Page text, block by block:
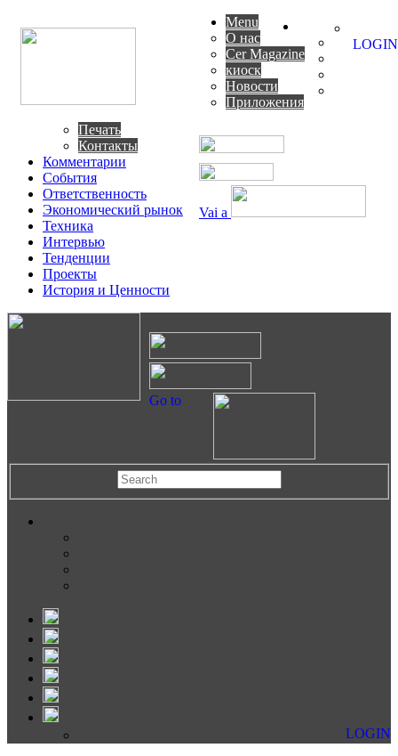
Vai a
Menu
О нас
Cer Magazine
киоск
Новости
Приложения
Печать
Контакты
Комментарии
События
Ответственность
Экономический рынок
Техника
Интервью
Тенденции
Проекты
История и Ценности
LOGIN
Go to
LOGIN